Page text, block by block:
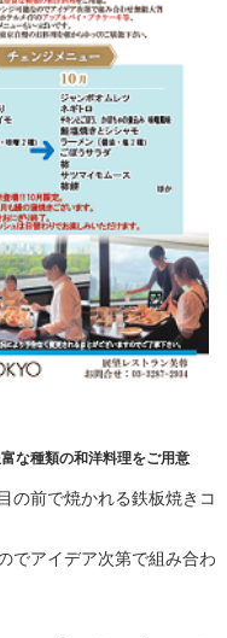
な種類の和洋料理をご用意
の前で焼かれる鉄板焼きコ
でアイデア次第で組み合わ